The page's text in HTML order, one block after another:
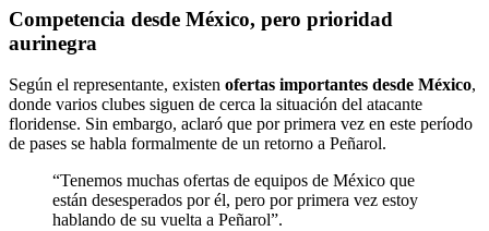
Competencia desde México, pero prioridad
aurinegra
Según el representante, existen ofertas importantes desde México,
donde varios clubes siguen de cerca la situación del atacante
floridense. Sin embargo, aclaró que por primera vez en este período
de pases se habla formalmente de un retorno a Peñarol.
“Tenemos muchas ofertas de equipos de México que
están desesperados por él, pero por primera vez estoy
hablando de su vuelta a Peñarol”.